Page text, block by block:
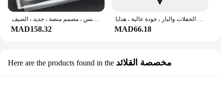
أحذية رياضية جلدية فاخرة للرجال ، أحذية عصرية كاجوال ، رياضة الجري في الهواء الطلق ، المشي لمسافات طويلة ، التنس ، مصمم منصة ، جديد ، الصيف
MAD158.32
أعلام ديكور العروش الداخلية ، مجموعات ديكور المنزل ، ألعاب الحفلات والبار ، جودة عالية ، هدايا
MAD66.18
Here are the products found in the مخصصة القلائد